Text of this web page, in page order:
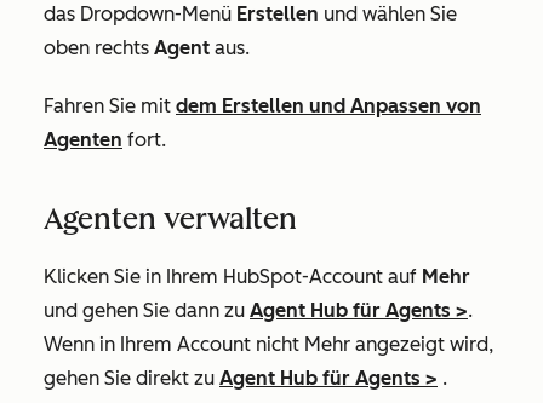
das Dropdown-Menü Erstellen und wählen Sie
oben rechts Agent aus.
Fahren Sie mit dem Erstellen und Anpassen von
Agenten fort.
Agenten verwalten
Klicken Sie in Ihrem HubSpot-Account auf Mehr
und gehen Sie dann zu Agent Hub für Agents >.
Wenn in Ihrem Account nicht Mehr angezeigt wird,
gehen Sie direkt zu Agent Hub für Agents > .